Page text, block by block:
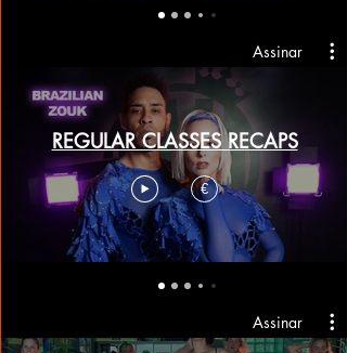
Assinar
REGULAR CLASSES RECAPS
€
Assinar